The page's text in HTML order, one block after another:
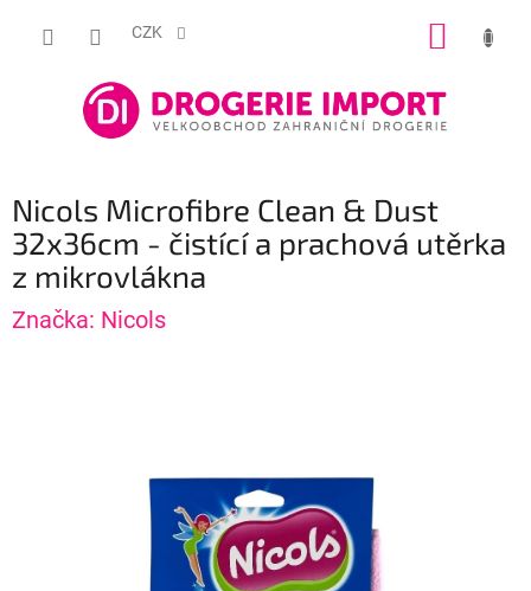
CZK
Nicols Microfibre Clean & Dust
32x36cm - čistící a prachová utěrka
z mikrovlákna
Značka: Nicols